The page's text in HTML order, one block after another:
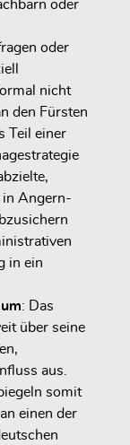
oder
oder
nicht
den Fürsten
Teil einer
in Angern-
in ein
: Das
über seine
aus.
somit
einen der